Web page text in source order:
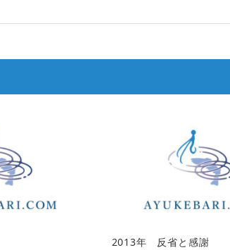
2013年 反省と感謝